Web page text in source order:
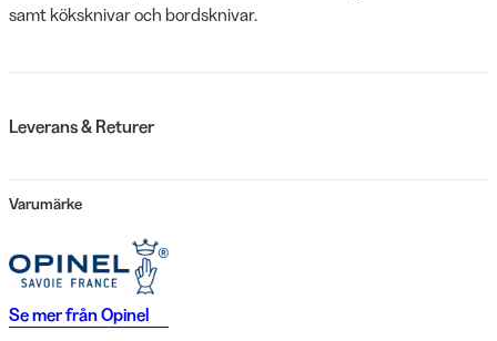
samt köksknivar och bordsknivar.
Leverans & Returer
Varumärke
Se mer frånOpinel